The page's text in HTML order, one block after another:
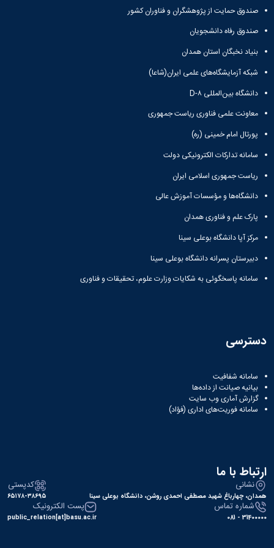
کارکنان
مصالح
آزمایشگاه
آزمایشگاه
باستان
شناسی
آزمایشگاه
ربات
و
بینایی
اولویت
طرح
های
پژوهشی
طرح
پژوهشی
سال
1398
نشریات
فناوری
فرهنگی
پلیس
فهرست
نشریات
کارگروه
اخلاق
در
کرسی
نظریه
پردازی
دانشگاه
های
هیات
علمی
سایر
آیین
ها
صندوق حمایت از پژوهشگران و فناوران کشور
صندوق رفاه دانشجویان
بنیاد نخبگان استان همدان
شبکه آزمایشگاه‌های علمی ایران(شاعا)
دانشگاه بین‌المللی D-۸
معاونت علمی فناوری ریاست جمهوری
پورتال امام خمینی (ره)
سامانه تدارکات الکترونیکی دولت
ریاست جمهوری اسلامی ایران
دانشگاه‌ها و مؤسسات آموزش عالی
پارک علم و فناوری همدان
مرکز آپا دانشگاه بوعلی سینا
دبیرستان پسرانه دانشگاه بوعلی سینا
سامانه پاسخگوئی به شکایات وزارت علوم، تحقیقات و فناوری
دسترسی
سامانه شفافیت
بیانیه صیانت از داده‌ها
گزارش آماری وب‌ سایت
سامانه فوریت‌های اداری (فؤاد)
ارتباط با ما
نشانی
همدان، چهارباغ شهید مصطفی احمدی روشن، دانشگاه بوعلی سینا
کدپستی
۶۵۱۷۸-۳۸۶۹۵
شماره تماس
31400000 - 081
پست الکترونیک
public_relation[at]basu.ac.ir